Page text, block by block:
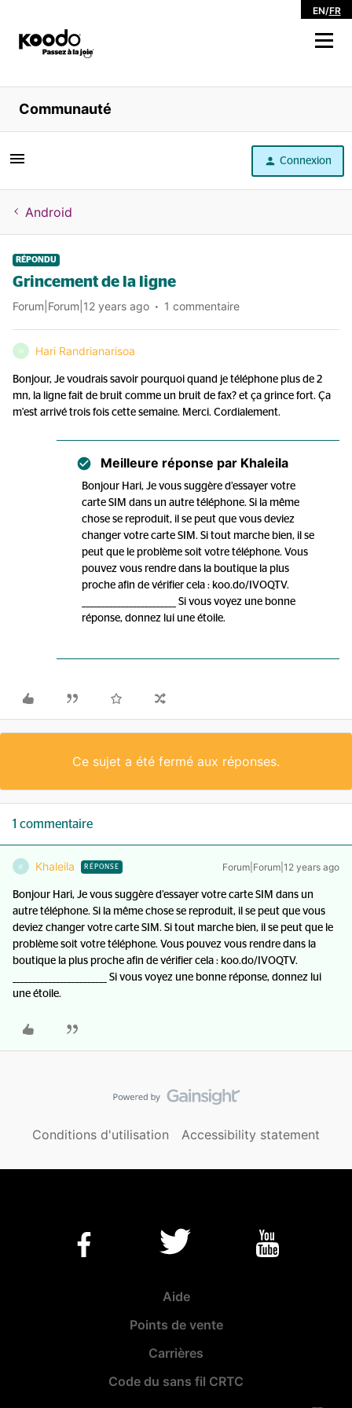
EN/FR
Magasiner
Libre service
Aide
Communauté
Connexion
Android
RÉPONDU
Grincement de la ligne
Forum|Forum|12 years ago 1 commentaire
H Hari Randrianarisoa
Bonjour, Je voudrais savoir pourquoi quand je téléphone plus de 2
mn, la ligne fait de bruit comme un bruit de fax? et ça grince fort. Ça
m'est arrivé trois fois cette semaine. Merci. Cordialement.
Meilleure réponse par Khaleila
Bonjour Hari, Je vous suggère d’essayer votre
carte SIM dans un autre téléphone. Si la même
chose se reproduit, il se peut que vous deviez
changer votre carte SIM. Si tout marche bien, il se
peut que le problème soit votre téléphone. Vous
pouvez vous rendre dans la boutique la plus
proche afin de vérifier cela : koo.do/IVOQTV.
________________________ Si vous voyez une bonne
réponse, donnez lui une étoile.
Ce sujet a été fermé aux réponses.
1 commentaire
K Khaleila RÉPONSE Forum|Forum|12 years ago
Bonjour Hari, Je vous suggère d’essayer votre carte SIM dans un
autre téléphone. Si la même chose se reproduit, il se peut que vous
deviez changer votre carte SIM. Si tout marche bien, il se peut que le
problème soit votre téléphone. Vous pouvez vous rendre dans la
boutique la plus proche afin de vérifier cela : koo.do/IVOQTV.
________________________ Si vous voyez une bonne réponse, donnez lui
une étoile.
Conditions d'utilisation Accessibility statement
Aide
Points de vente
Carrières
Code du sans fil CRTC